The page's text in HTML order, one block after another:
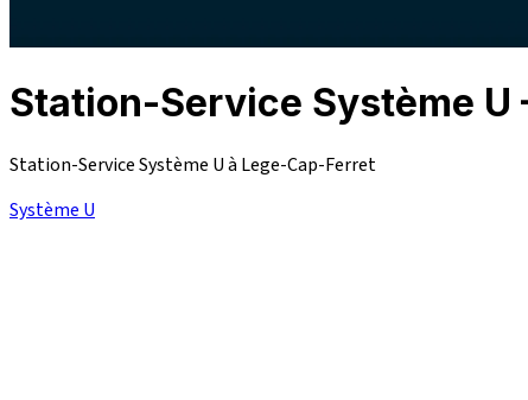
Station-Service Système U
Station-Service Système U à Lege-Cap-Ferret
Système U